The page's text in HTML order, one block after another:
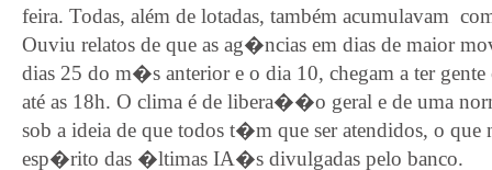
feira. Todas, além de lotadas, também acumulavam
Ouviu relatos de que as ag�ncias em dias de maior
dias 25 do m�s anterior e o dia 10, chegam a ter gente
até as 18h. O clima é de libera��o geral e de uma
sob a ideia de que todos t�m que ser atendidos, o
esp�rito das �ltimas IA�s divulgadas pelo banco.